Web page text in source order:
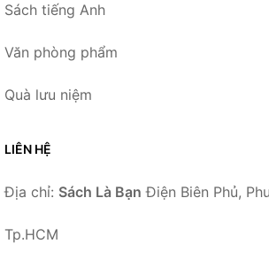
Sách tiếng Anh
Văn phòng phẩm
Quà lưu niệm
LIÊN HỆ
Địa chỉ: Sách Là Bạn Điện Biên Phủ,
Tp.HCM